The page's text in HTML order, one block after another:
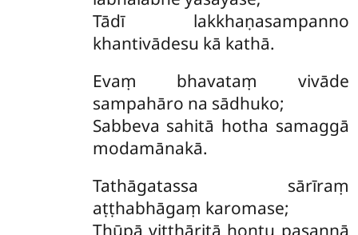
Tādī lakkhaṇasampanno
khantivādesu kā kathā.
Evaṃ bhavataṃ vivāde
sampahāro na sādhuko;
Sabbeva sahitā hotha samaggā
modamānakā.
Tathāgatassa sārīraṃ
aṭṭhabhāgaṃ karomase;
Thūpā vitthāritā hontu pasannā